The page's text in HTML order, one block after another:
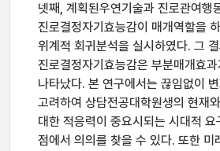
넷째, 계획된우연기술과 진로관여행
진로결정자기효능감이 매개역할을
위계적 회귀분석을 실시하였다. 그
진로결정자기효능감은 부분매개효
나타났다. 본 연구에서는 끊임없이
고려하여 상담전공대학원생의 현재
대한 적응력이 중요시되는 시대적 요
점에서 의의를 찾을 수 있다. 또한 미